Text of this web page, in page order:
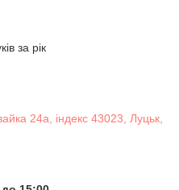
за рік
24а, індекс 43023, Луцьк,